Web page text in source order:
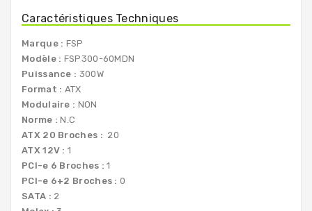
Caractéristiques Techniques
Marque : FSP
Modèle : FSP300-60MDN
Puissance : 300W
Format : ATX
Modulaire : NON
Norme :N.C
ATX 20 Broches : 20
ATX 12V : 1
PCI-e 6 Broches :1
PCI-e 6+2 Broches : 0
SATA : 2